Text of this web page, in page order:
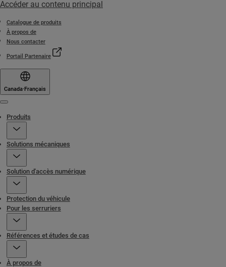
Accéder au contenu principal
Catalogue de produits
À propos de
Nous contacter
Portail Partenaire
Canada·Français
Produits
Solutions mécaniques
Solution d'accès numérique
Protection du véhicule
Pour les serruriers
Références et études de cas
À propos de